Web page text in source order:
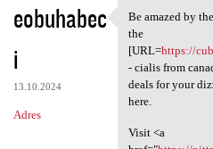
eobuhabec
i
13.10.2024
Adres
Be amazed by
Be amazed by
the
[URL=https://
- cialis from
deals for your
here.
Visit <a